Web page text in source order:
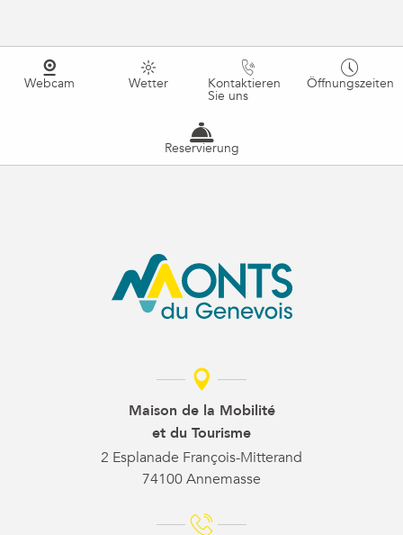
Webcam Wetter Kontaktieren
Sie uns
Öffnungszeiten
Reservierung
Maison de la Mobilité
et du Tourisme
2 Esplanade François-Mitterand
74100 Annemasse